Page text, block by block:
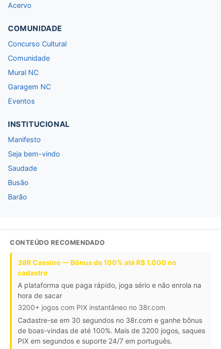
Acervo
COMUNIDADE
Concurso Cultural
Comunidade
Mural NC
Garagem NC
Eventos
INSTITUCIONAL
Manifesto
Seja bem-vindo
Saudade
Busão
Barão
CONTEÚDO RECOMENDADO
38R Cassino — Bônus de 100% até R$ 1.000 no
cadastro
A plataforma que paga rápido, joga sério e não enrola na
hora de sacar
3200+ jogos com PIX instantâneo no 38r.com
Cadastre-se em 30 segundos no 38r.com e ganhe bônus
de boas-vindas de até 100%. Mais de 3200 jogos, saques
PIX em segundos e suporte 24/7 em português.